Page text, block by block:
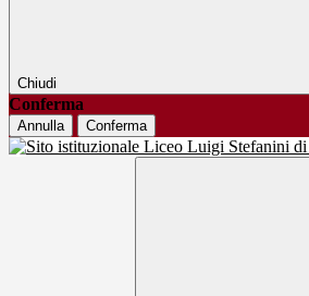
Chiudi
Conferma
Annulla Conferma